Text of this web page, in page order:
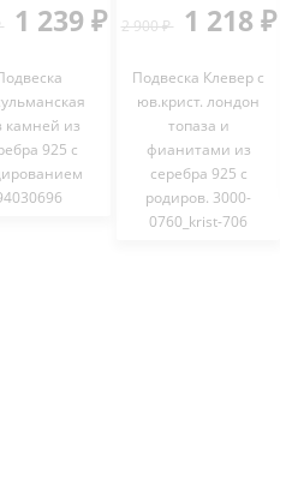
1 239 ₽
камней из
925 с
2 900 ₽ 1 218 ₽
Подвеска Клевер с
юв.крист. лондон
топаза и
фианитами из
серебра 925 с
родиров. 3000-
0760_krist-706